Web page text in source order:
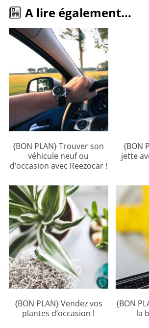
A lire également...
{BON PLAN} Trouver son
véhicule neuf ou
d’occasion avec Reezocar !
{BON
jette
{BON PLAN} Vendez vos
plantes d’occasion !
{BON
la